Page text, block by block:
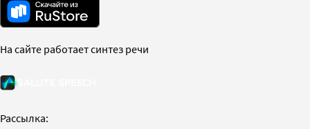
На сайте работает синтез речи
Рассылка: